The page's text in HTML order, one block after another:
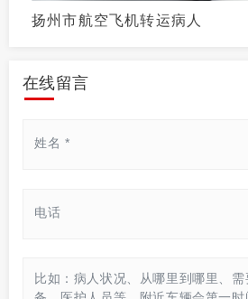
扬州市航空飞机转运病人
在线留言